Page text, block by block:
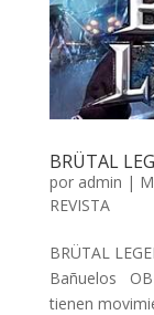
BRÜTAL
por admin |
REVISTA
BRÜTAL
Bañuelos
tienen